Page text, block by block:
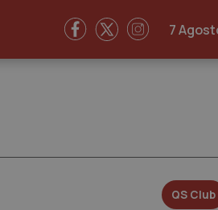
7
QS Club